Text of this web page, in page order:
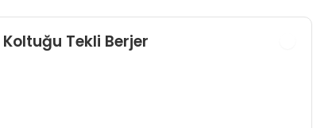
Tekli Berjer